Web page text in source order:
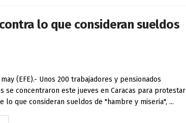
lo que consideran sueldos
may (EFE).- Unos 200 trabajadores y pensionados
se concentraron este jueves en Caracas para protestar
lo que consideran sueldos de "hambre y miseria", ...